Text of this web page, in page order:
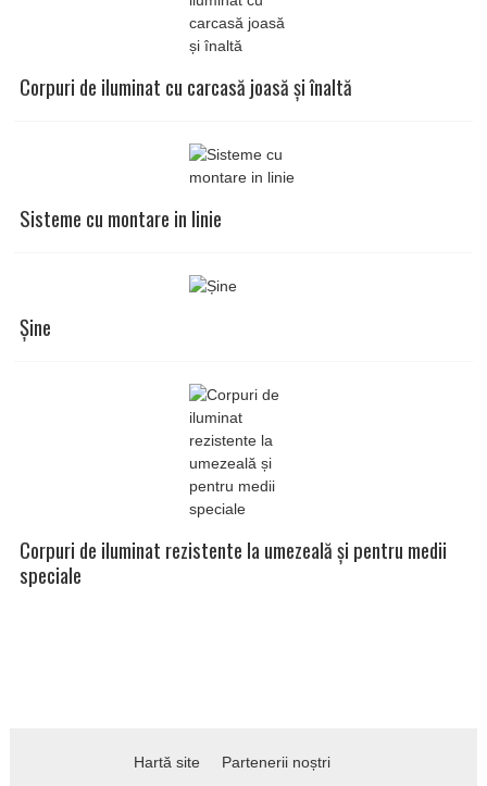
Corpuri de iluminat cu carcasă joasă și înaltă
Sisteme cu montare in linie
Șine
Corpuri de iluminat rezistente la umezeală și pentru medii
speciale
Hartă site Partenerii noștri